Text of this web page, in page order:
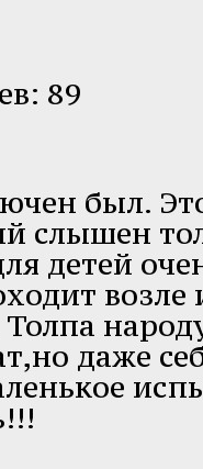
89
был.
слышен
детей
даже